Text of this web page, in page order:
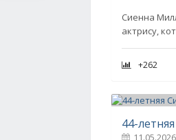
Сиенна
актрису,
+262
44-
11.05.2026